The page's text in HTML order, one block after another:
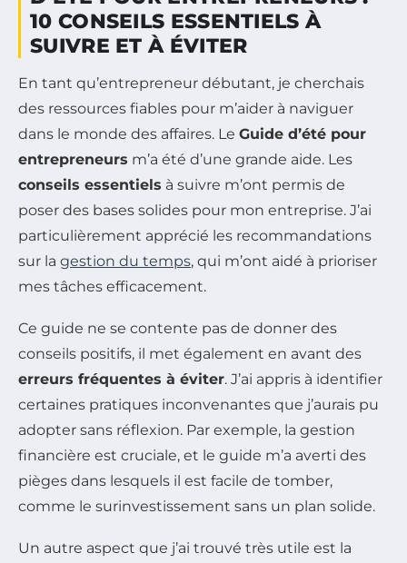
10 CONSEILS ESSENTIELS À
SUIVRE ET À ÉVITER
En tant qu’entrepreneur débutant, je cherchais
des ressources fiables pour m’aider à naviguer
dans le monde des affaires. Le Guide d’été pour
entrepreneurs m’a été d’une grande aide. Les
conseils essentiels à suivre m’ont permis de
poser des bases solides pour mon entreprise. J’ai
particulièrement apprécié les recommandations
sur la gestion du temps, qui m’ont aidé à prioriser
mes tâches efficacement.
Ce guide ne se contente pas de donner des
conseils positifs, il met également en avant des
erreurs fréquentes à éviter. J’ai appris à identifier
certaines pratiques inconvenantes que j’aurais pu
adopter sans réflexion. Par exemple, la gestion
financière est cruciale, et le guide m’a averti des
pièges dans lesquels il est facile de tomber,
comme le surinvestissement sans un plan solide.
Un autre aspect que j’ai trouvé très utile est la